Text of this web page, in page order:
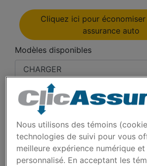
Cliquez ici pour
assurance auto
Modèles disponibles
Année
Villes
Nous utilisons des témoins
technologies de suivi pour vous
meilleure expérience numérique
personnalisé. En acceptant les